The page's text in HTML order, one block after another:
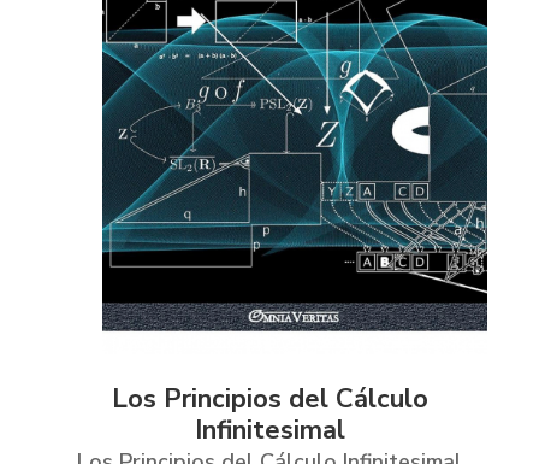
Los Principios del Cálculo
Infinitesimal